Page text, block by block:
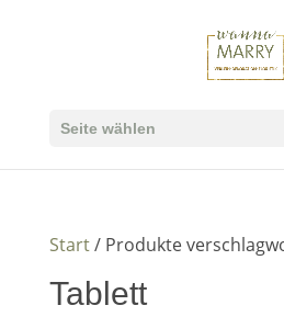
Seite wählen
Start/ Produkte
Tablett